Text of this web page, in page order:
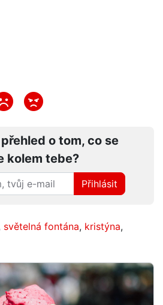
o tom, co se
kolem tebe?
Přihlásit
světelná fontána, kristýna,